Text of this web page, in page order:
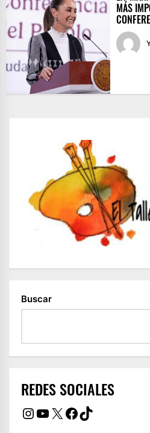
MÁS
Buscar
REDES SOCIALES
Instagram
YouTube
X Facebook
TikTok